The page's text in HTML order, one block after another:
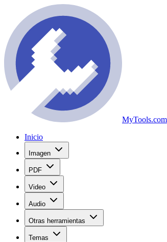
MyTools.com
Inicio
Imagen
PDF
Video
Audio
Otras herramientas
Temas